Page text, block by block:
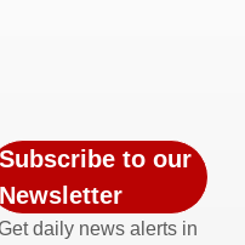
Subscribe to our
Newsletter
daily news alerts in